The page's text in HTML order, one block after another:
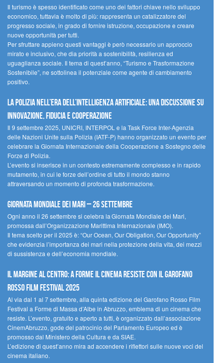
Il turismo è spesso identificato come uno dei fattori chiave nello sviluppo
economico, tuttavia è molto di più: rappresenta un catalizzatore del
progresso sociale, in grado di fornire istruzione, occupazione e creare
nuove opportunità per tutti.
Per sfruttare appieno questi vantaggi è però necessario un approccio
mirato e inclusivo, che dia priorità a sostenibilità, resilienza ed
uguaglianza sociale. Il tema di quest’anno, “Turismo e Trasformazione
Sostenibile”, ne sottolinea il potenziale come agente di cambiamento
positivo.
La polizia nell’era dell’Intelligenza Artificiale: una discussione su
innovazione, fiducia e cooperazione
Il 9 settembre 2025, UNICRI, INTERPOL e la Task Force Inter-Agenzia
delle Nazioni Unite sulla Polizia (IATF-P) hanno organizzato un evento per
celebrare la Giornata Internazionale della Cooperazione a Sostegno delle
Forze di Polizia.
L’evento si inserisce in un contesto estremamente complesso e in rapido
mutamento, in cui le forze dell’ordine di tutto il mondo stanno
attraversando un momento di profonda trasformazione.
Giornata Mondiale dei Mari – 26 settembre
Ogni anno il 26 settembre si celebra la Giornata Mondiale dei Mari,
promossa dall’Organizzazione Marittima Internazionale (IMO).
Il tema scelto per il 2025 è: “Our Ocean, Our Obligation, Our Opportunity”
che evidenzia l’importanza dei mari nella protezione della vita, dei mezzi
di sussistenza e dell’economia mondiale.
Il margine al centro: a Forme il cinema resiste con il Garofano
Rosso Film Festival 2025
Al via dal 1 al 7 settembre, alla quinta edizione del Garofano Rosso Film
Festival a Forme di Massa d’Albe in Abruzzo, emblema di un cinema che
resiste. L’evento, gratuito e aperto a tutti, è organizzato dall’associazione
CinemAbruzzo, gode del patrocinio del Parlamento Europeo ed è
promosso dal Ministero della Cultura e da SIAE.
L’edizione di quest’anno mira ad accendere i riflettori sulle nuove voci del
cinema italiano.